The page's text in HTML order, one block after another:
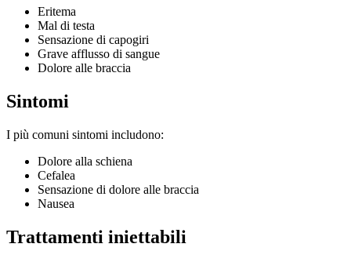
Eritema
Mal di testa
Sensazione di capogiri
Grave afflusso di sangue
Dolore alle braccia
Sintomi
I più comuni sintomi includono:
Dolore alla schiena
Cefalea
Sensazione di dolore alle braccia
Nausea
Trattamenti iniettabili